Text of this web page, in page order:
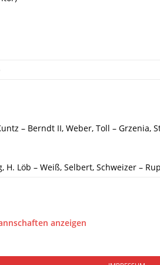
– Berndt II, Weber, Toll – Grzenia,
H. Löb – Weiß, Selbert, Schweizer –
anzeigen